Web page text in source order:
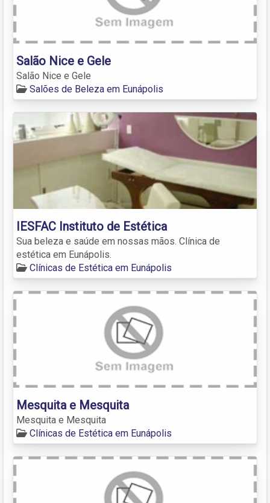
Salão Nice e Gele
Salão Nice e Gele
Salões de Beleza em Eunápolis
IESFAC Instituto de Estética
Sua beleza e saúde em nossas mãos. Clínica de
estética em Eunápolis.
Clínicas de Estética em Eunápolis
Mesquita e Mesquita
Mesquita e Mesquita
Clínicas de Estética em Eunápolis